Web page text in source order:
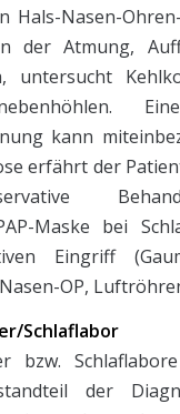
Hals-Nasen-
der Atmung,
untersucht
kann
erfährt der
Maske bei
Eingriff
OP,
Schlaflabor
bzw.
der